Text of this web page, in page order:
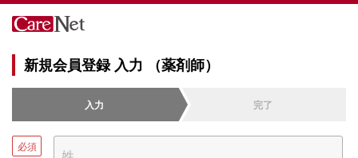
新規会員登録 入力 （薬剤師）
入力 完了
必須